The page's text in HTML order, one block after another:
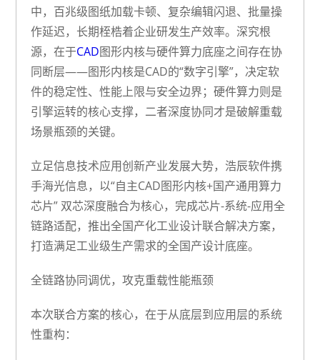
中，百兆级图纸加载卡顿、复杂编辑闪退、批量操
作延迟，长期桎梏着企业研发生产效率。深究根
源，在于CAD图形内核与硬件算力底座之间存在协
同断层——图形内核是CAD的“数字引擎”，决定软
件的稳定性、性能上限与安全边界；硬件算力则是
引擎运转的核心支撑，二者深度协同才是破解重载
场景瓶颈的关键。
立足信息技术应用创新产业发展大势， 浩辰软件携
手海光信息，以“自主CAD图形内核+国产通用算力
芯片” 双芯深度融合为核心，完成芯片-系统-应用全
链路适配，推出全国产化工业设计联合解决方案，
打造满足工业级生产需求的全国产设计底座。
全链路协同调优，攻克重载性能瓶颈
本次联合方案的核心，在于从底层到应用层的系统
性重构：